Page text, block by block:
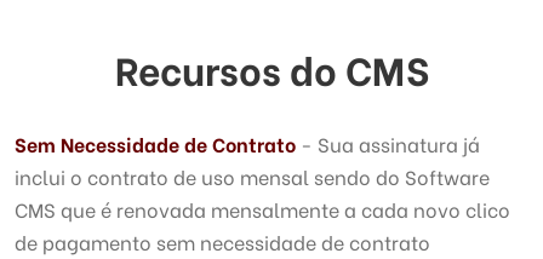
Recursos do CMS
Sem Necessidade de Contrato - Sua assinatura já
inclui o contrato de uso mensal sendo do Software
CMS que é renovada mensalmente a cada novo clico
de pagamento sem necessidade de contrato